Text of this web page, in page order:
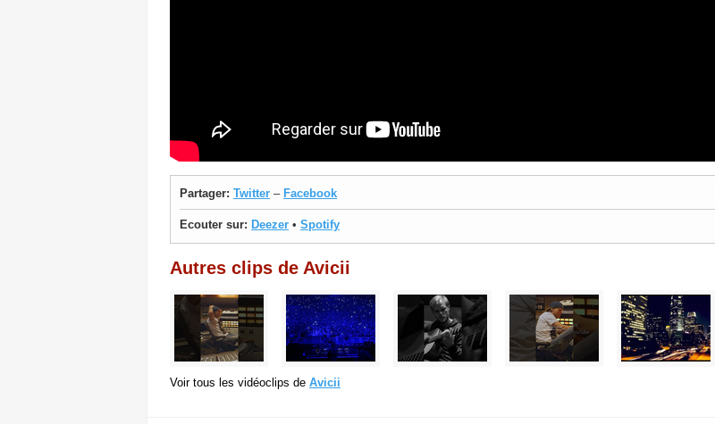
Partager: Twitter – Facebook
Ecouter sur: Deezer • Spotify
Autres clips de Avicii
Voir tous les vidéoclips de Avicii